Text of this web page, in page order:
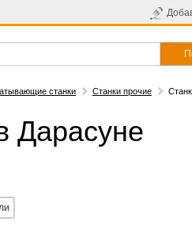
станки Станки прочие
Дарасуне